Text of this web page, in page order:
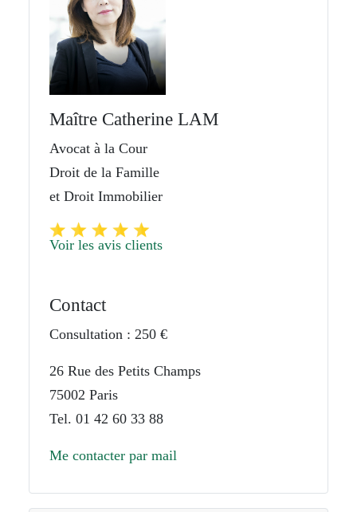
Maître Catherine LAM
Avocat à la Cour
Droit de la Famille
et Droit Immobilier
Voir les avis clients
Contact
Consultation : 250 €
26 Rue des Petits Champs
75002 Paris
Tel. 01 42 60 33 88
Me contacter par mail